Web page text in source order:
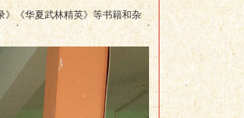
》《华夏武林精英》等书籍和杂